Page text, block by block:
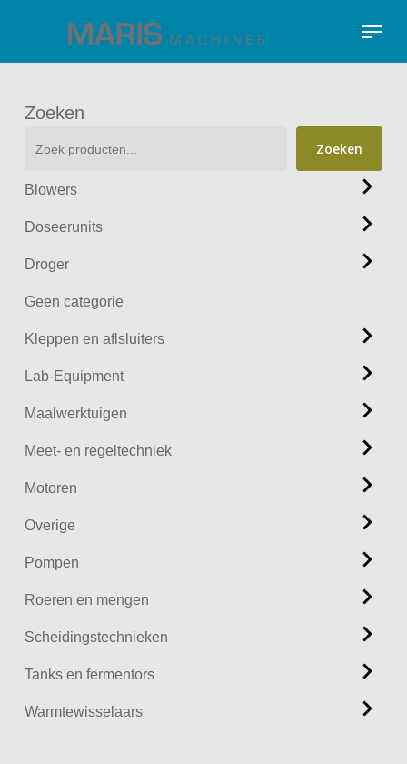
main
Menu
Zoeken
Zoeken
Blowers
Doseerunits
Droger
Geen categorie
Kleppen en aflsluiters
Lab-Equipment
Maalwerktuigen
Meet- en regeltechniek
Motoren
Overige
Pompen
Roeren en mengen
Scheidingstechnieken
Tanks en fermentors
Warmtewisselaars
Close